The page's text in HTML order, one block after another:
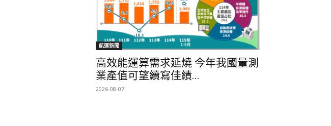
航運新聞
高效能運算需求延燒 今年我國量測
業產值可望續寫佳績...
2026-08-07